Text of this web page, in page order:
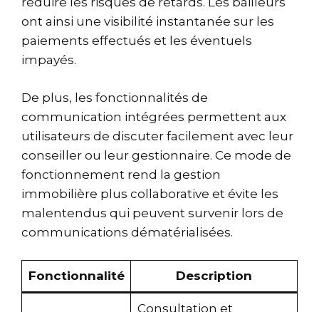
ont ainsi une visibilité instantanée sur les
paiements effectués et les éventuels
impayés.
De plus, les fonctionnalités de
communication intégrées permettent aux
utilisateurs de discuter facilement avec leur
conseiller ou leur gestionnaire. Ce mode de
fonctionnement rend la gestion
immobilière plus collaborative et évite les
malentendus qui peuvent survenir lors de
communications dématérialisées.
Fonctionnalité Description
Consultation et